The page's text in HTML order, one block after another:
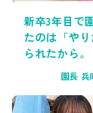
新卒3年目で
たのは「や
られたから。
園長 兵